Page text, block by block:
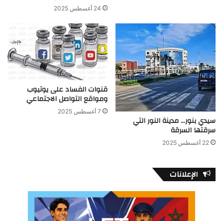
24 أغسطس 2025
سيدي بنور… مدينة النور التي
سرقتها السرقة
22 أغسطس 2025
قنوات الفساد على يوتيوب
ومواقع التواصل الاجتماعي
7 أغسطس 2025
الإعلانات